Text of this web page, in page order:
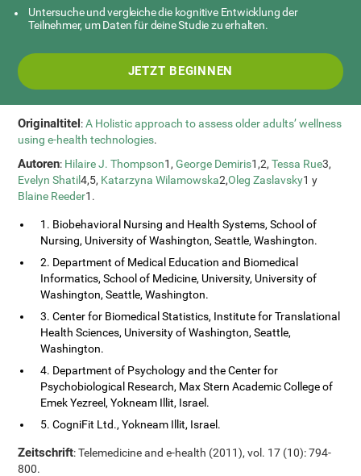
Untersuche und vergleiche die kognitive Entwicklung der
Teilnehmer, um Daten für deine Studie zu erhalten.
JETZT BEGINNEN
Originaltitel:A Holistic approach to assess older adults’ wellness
using e-health technologies.
Autoren: Hilaire J. Thompson1,George Demiris1,2,Tessa Rue3,
Evelyn Shatil4,5, Katarzyna Wilamowska2,Oleg Zaslavsky1 y
Blaine Reeder1.
1. Biobehavioral Nursing and Health Systems, School of
Nursing, University of Washington, Seattle, Washington.
2. Department of Medical Education and Biomedical
Informatics, School of Medicine, University, University of
Washington, Seattle, Washington.
3. Center for Biomedical Statistics, Institute for Translational
Health Sciences, University of Washington, Seattle,
Washington.
4. Department of Psychology and the Center for
Psychobiological Research, Max Stern Academic College of
Emek Yezreel, Yokneam Illit, Israel.
5. CogniFit Ltd., Yokneam Illit, Israel.
Zeitschrift: Telemedicine and e-health (2011), vol. 17 (10): 794-
800.